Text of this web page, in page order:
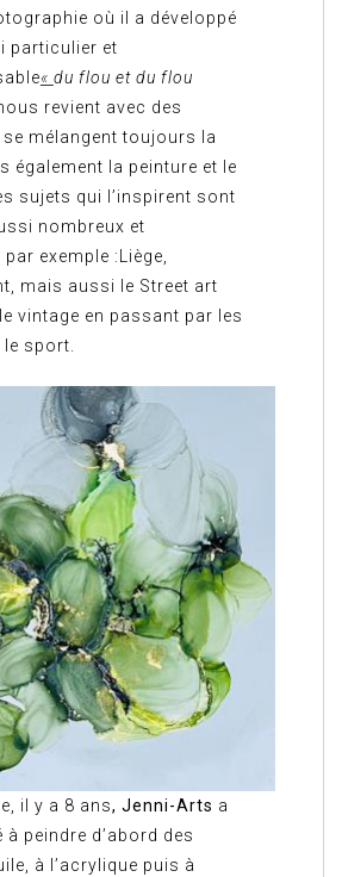
où il a développé
particulier et
« du flou et du flou
nous revient avec des
mélangent toujours la
également la peinture et le
sujets qui l’inspirent sont
nombreux et
exemple :Liège,
mais aussi le Street art
vintage en passant par les
sport.
il y a 8 ans, Jenni-Arts a
peindre d’abord des
à l’acrylique puis à